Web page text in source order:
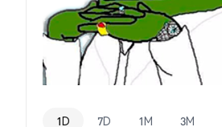
1D 7D 1M 3M